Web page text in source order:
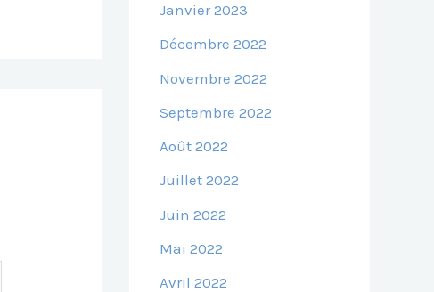
Janvier 2023
Décembre 2022
Novembre 2022
Septembre 2022
Août 2022
Juillet 2022
Juin 2022
Mai 2022
Avril 2022